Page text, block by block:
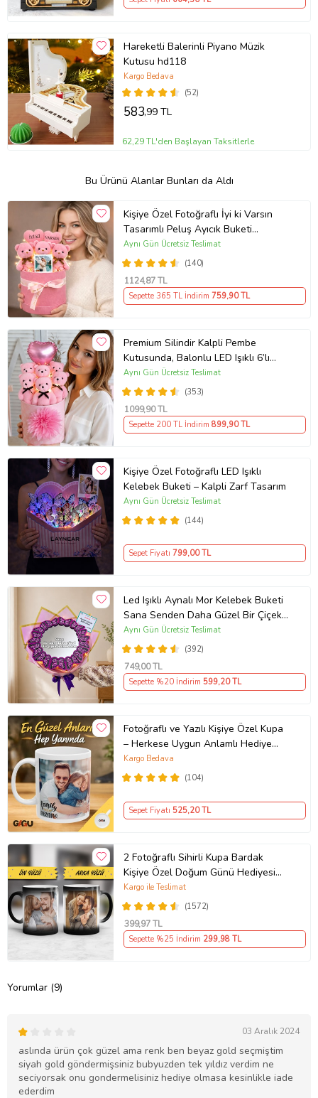
Hareketli Balerinli Piyano Müzik
Kutusu hd118
(52)
Kargo Bedava
583,99 TL
62,29 TL'den Başlayan Taksitlerle
Bu Ürünü Alanlar Bunları da Aldı
Kişiye Özel Fotoğraflı İyi ki Varsın
Tasarımlı Peluş Ayıcık Buketi
(Pembe)
(140)
Aynı Gün Ücretsiz Teslimat
1124,87 TL
Sepette 365 TL İndirim 759,90 TL
Premium Silindir Kalpli Pembe
Kutusunda, Balonlu LED Işıklı 6’lı
Pembe Ayıcık Buketi Arkadaşa
Sevgiliye Hediye
(353)
Aynı Gün Ücretsiz Teslimat
1099,90 TL
Sepette 200 TL İndirim 899,90 TL
Kişiye Özel Fotoğraflı LED Işıklı
Kelebek Buketi – Kalpli Zarf Tasarım
(144)
Aynı Gün Ücretsiz Teslimat
Sepet Fiyatı 799,00 TL
Led Işıklı Aynalı Mor Kelebek Buketi
Sana Senden Daha Güzel Bir Çiçek
Bulamadım Ayna Buket Sevgiliye
Hediye
(392)
Aynı Gün Ücretsiz Teslimat
749,00 TL
Sepette %20 İndirim 599,20 TL
Fotoğraflı ve Yazılı Kişiye Özel Kupa
– Herkese Uygun Anlamlı Hediye
Porselen Baskılı Kupa (Beyaz)
(104)
Kargo Bedava
Sepet Fiyatı 525,20 TL
2 Fotoğraflı Sihirli Kupa Bardak
Kişiye Özel Doğum Günü Hediyesi
Sevgiliye Hediye Anneye Babaya
Ablaya Abiye Kız Erkek Kardeşe
Arkadaşa Resimli Günü Yıl Dönümü
Hediyesi
(1572)
Kargo ile Teslimat
399,97 TL
Sepette %25 İndirim 299,98 TL
Yorumlar (9)
03 Aralık 2024
aslında ürün çok güzel ama renk ben beyaz gold seçmiştim
siyah gold göndermişsiniz bubyuzden tek yıldız verdim ne
seciyorsak onu gondermelisiniz hediye olmasa kesinlikle iade
ederdim